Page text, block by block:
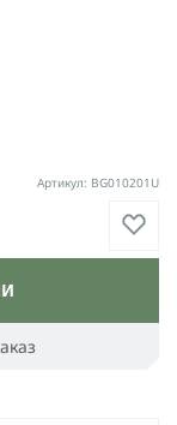
Артикул: BG010201U